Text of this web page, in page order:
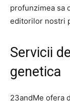
profunzimea sa
editorilor nostri
Servicii
genetica
23andMe ofera